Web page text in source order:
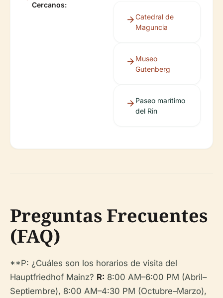
Cercanos:
Catedral de
Maguncia
Museo
Gutenberg
Paseo marítimo
del Rin
Preguntas Frecuentes
(FAQ)
**P: ¿Cuáles son los horarios de visita del
Hauptfriedhof Mainz? R: 8:00 AM–6:00 PM (Abril–
Septiembre), 8:00 AM–4:30 PM (Octubre–Marzo),